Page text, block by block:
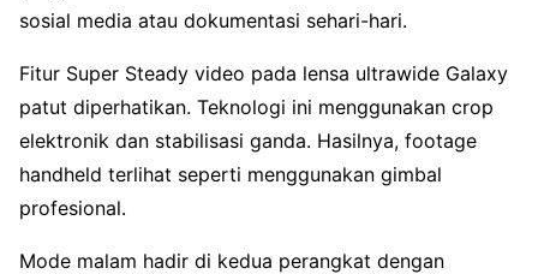
sosial media atau dokumentasi sehari-hari.
Fitur Super Steady video pada lensa ultrawide Galaxy
patut diperhatikan. Teknologi ini menggunakan crop
elektronik dan stabilisasi ganda. Hasilnya, footage
handheld terlihat seperti menggunakan gimbal
profesional.
Mode malam hadir di kedua perangkat dengan